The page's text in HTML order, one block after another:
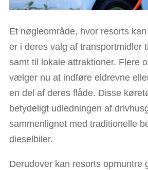
Et nøgleområde, hvor resorts
er i deres valg af transportmidler
samt til lokale attraktioner. Flere
vælger nu at indføre eldrevne
en del af deres flåde. Disse
betydeligt udledningen af
sammenlignet med traditionelle
dieselbiler.
Derudover kan resorts opmuntre